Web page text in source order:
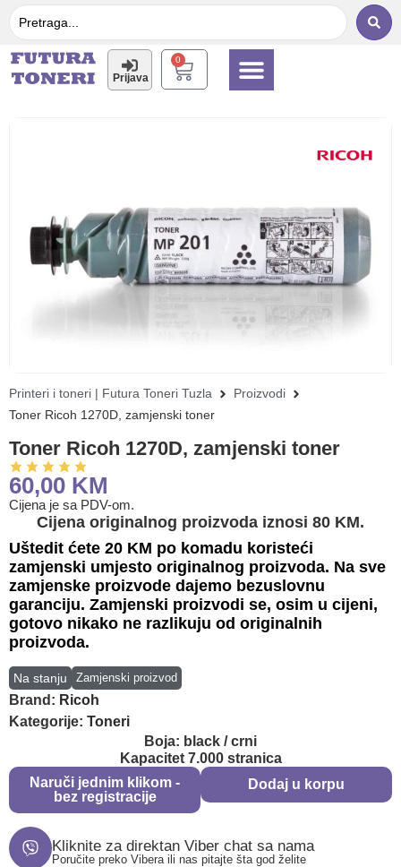
Prijava
0
Printeri i toneri | Futura Toneri Tuzla
Proizvodi
Toner Ricoh 1270D, zamjenski toner
Toner Ricoh 1270D, zamjenski toner
60,00 KM
Cijena je sa PDV-om.
Cijena originalnog proizvoda iznosi 80 KM.
Uštedit ćete 20 KM po komadu koristeći
zamjenski umjesto originalnog proizvoda. Na sve
zamjenske proizvode dajemo bezuslovnu
garanciju. Zamjenski proizvodi se, osim u cijeni,
gotovo nikako ne razlikuju od originalnih
proizvoda.
Na stanju Zamjenski proizvod
Brand: Ricoh
Kategorije: Toneri
Boja: black / crni
Kapacitet 7.000 stranica
Naruči jednim klikom -
bez registracije
Dodaj u korpu
Kliknite za direktan Viber chat sa nama
Poručite preko Vibera ili nas pitajte šta god želite